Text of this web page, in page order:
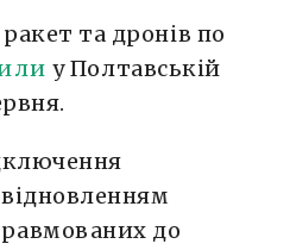
та дронів по
у Полтавській
до